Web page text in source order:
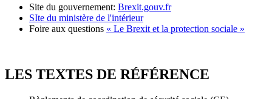
Site du gouvernement: Brexit.gouv.fr
SIte du ministère de l'intérieur
Foire aux questions « Le Brexit et la protection sociale »
LES TEXTES DE RÉFÉRENCE